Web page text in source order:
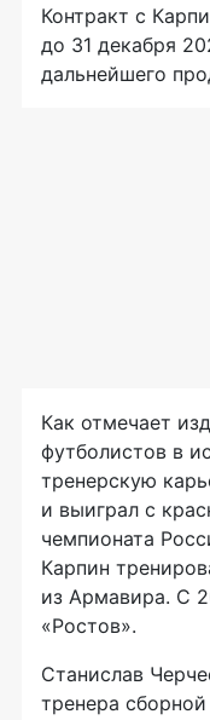
Контракт с
до 31 декабря
дальнейшего
Как отмечает
футболистов в
тренерскую
и выиграл с
чемпионата
Карпин
из Армавира. С
«Ростов».
Станислав
тренера